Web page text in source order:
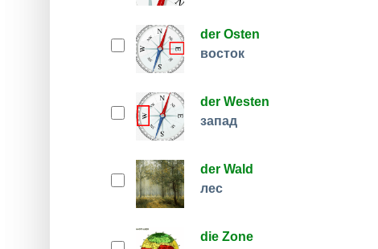
der Osten
восток
der Westen
запад
der Wald
лес
die Zone